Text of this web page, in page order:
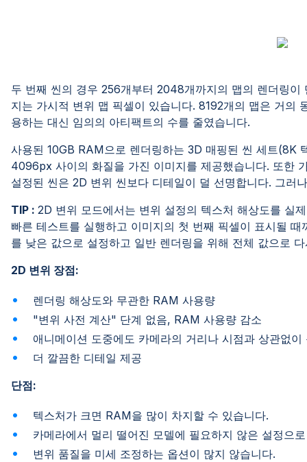
두 번째 씬의 경우 256개부터 2048개까지의 맵의 렌더링
지는 가시적 변위 맵 픽셀이 있습니다. 8192개의 맵은 거의
용하는 대신 임의의 아티팩트의 수를 줄였습니다.
사용된 10GB RAM으로 렌더링하는 3D 매핑된 씬 세트(8K
4096px 사이의 화질을 가진 이미지를 제공했습니다. 또한
설정된 씬은 2D 변위 씬보다 디테일이 덜 선명합니다.
TIP : 2D 변위 모드에서는 변위 설정의 텍스처 해상도를 실
빠른 테스트를 실행하고 이미지의 첫 번째 픽셀이 표시될
를 낮은 값으로 설정하고 일반 렌더링을 위해 전체 값으로
2D 변위 장점:
렌더링 해상도와 무관한 RAM 사용량
"변위 사전 계산" 단계 없음, RAM 사용량 감소
애니메이션 도중에도 카메라의 거리나 시점과 상관없
더 깔끔한 디테일 제공
단점:
텍스처가 크면 RAM을 많이 차지할 수 있습니다.
카메라에서 멀리 떨어진 모델에 필요하지 않은 설정으
변위 품질을 미세 조정하는 옵션이 많지 않습니다.